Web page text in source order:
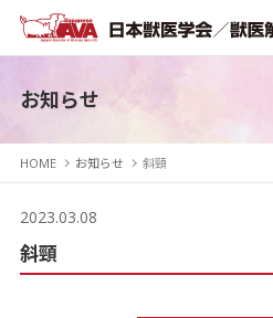
お知らせ
HOME お知らせ 斜頸
2023.03.08
斜頸